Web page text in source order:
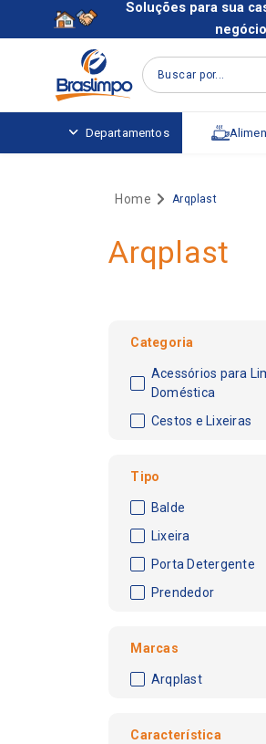
Soluções para sua
Buscar por...
Departamentos
Arqplast
Arqplast
Categoria
Acessórios para
Doméstica
Cestos e Lixeiras
Característica
Marcas
Arqplast
Tipo
Balde
Lixeira
Porta Detergente
Prendedor